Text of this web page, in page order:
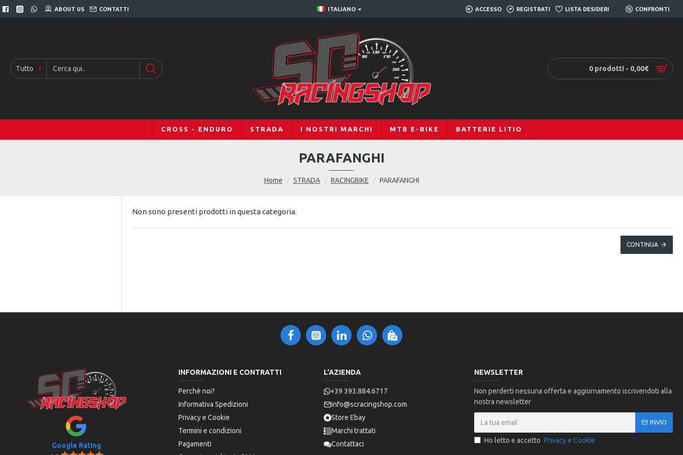
ABOUT US CONTATTI ITALIANO ACCESSO REGISTRATI LISTA DESIDERI CONFRONTI
Tutto 0 prodotti - 0,00€
CROSS - ENDURO STRADA I NOSTRI MARCHI MTB E-BIKE BATTERIE LITIO
Home STRADA RACINGBIKE PARAFANGHI
PARAFANGHI
Non sono presenti prodotti in questa categoria.
CONTINUA
Google Rating
INFORMAZIONI E CONTRATTI
Perchè noi?
Informativa Spedizioni
Privacy e Cookie
Termini e condizioni
Pagamenti
L'AZIENDA
+39 393.884.6717
info@scracingshop.com
Store Ebay
Marchi trattati
Contattaci
NEWSLETTER
Non perderti nessuna offerta e aggiornamento iscrivendoti alla
nostra newsletter
INVIO
Ho letto e accetto Privacy e Cookie